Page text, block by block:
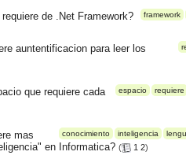
framework
de .Net Framework?
auntentificacion para leer los
espacio requiere
que requiere cada
conocimiento inteligencia
mas
en Informatica? ( 1 2)